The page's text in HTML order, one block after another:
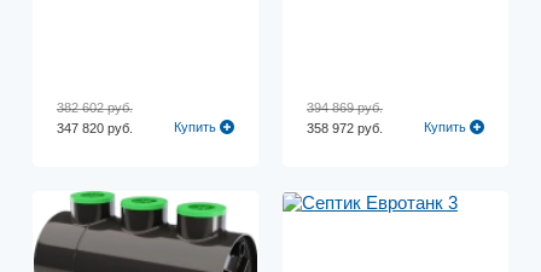
347 820 руб.
382 602 руб.
Купить
358 972 руб.
394 869 руб.
Купить